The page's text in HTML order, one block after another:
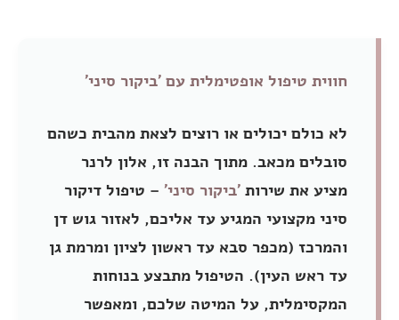
חווית טיפול אופטימלית עם 'ביקור סיני'
לא כולם יכולים או רוצים לצאת מהבית כשהם
סובלים מכאב. מתוך הבנה זו, אלון לרנר
מציע את שירות 'ביקור סיני'– טיפול דיקור
סיני מקצועי המגיע עד אליכם, לאזור גוש דן
והמרכז (מכפר סבא עד ראשון לציון ומרמת גן
עד ראש העין). הטיפול מתבצע בנוחות
המקסימלית, על המיטה שלכם, ומאפשר